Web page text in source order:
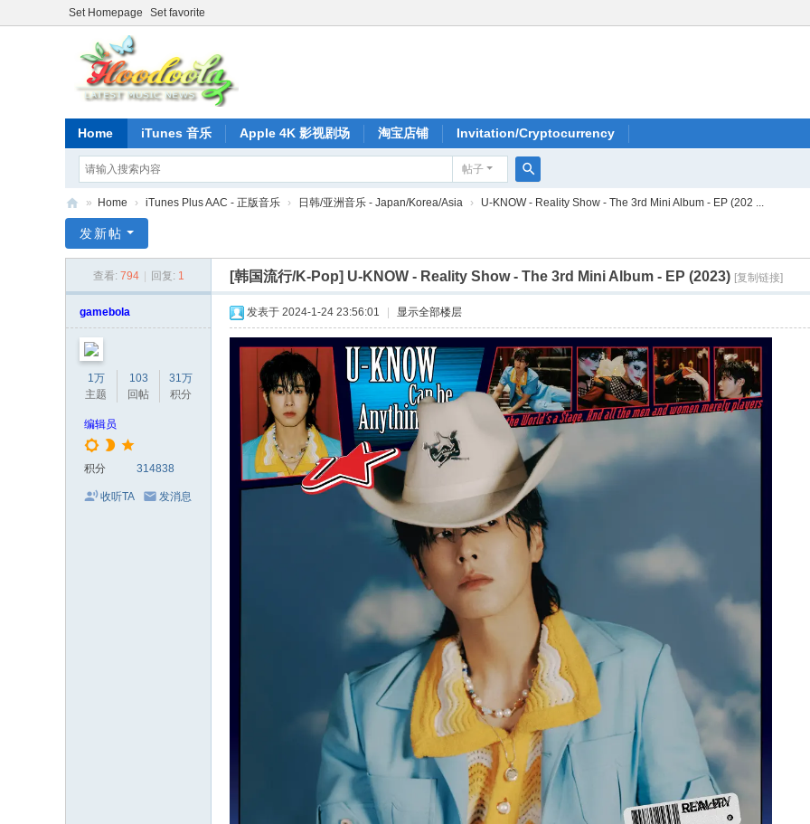
Set Homepage Set favorite
Home iTunes 音乐 Apple 4K 影视剧场 淘宝店铺 Invitation/Cryptocurrency
帖子
搜
版
» Home › iTunes Plus AAC - 正版音乐 › 日韩/亚洲音乐 - Japan/Korea/Asia › U-KNOW - Reality Show - The 3rd Mini Album - EP (202 ...
发新帖
查看: 794 回复: 1 [韩国流行/K-Pop] U-KNOW - Reality Show - The 3rd Mini Album - EP (2023) [复制链接]
gamebola
1万
主题
103
回帖
31万
积分
编辑员
积分 314838
收听TA 发消息
发表于 2024-1-24 23:56:01 显示全部楼层